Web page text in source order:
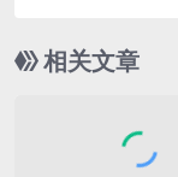
相关文章